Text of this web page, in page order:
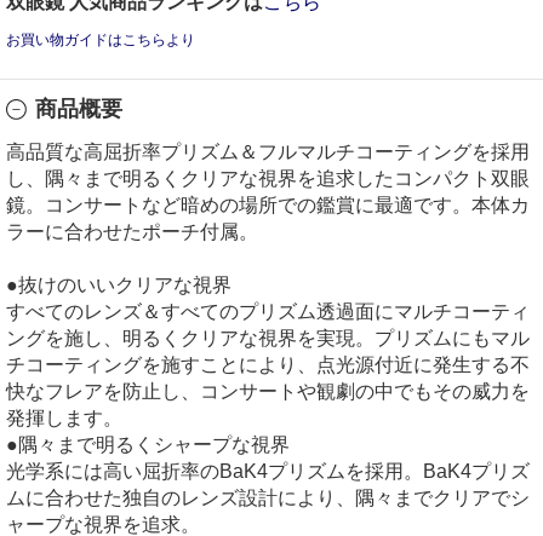
お買い物ガイドはこちらより
商品概要
高品質な高屈折率プリズム＆フルマルチコーティングを採用
し、隅々まで明るくクリアな視界を追求したコンパクト双眼
鏡。コンサートなど暗めの場所での鑑賞に最適です。本体カ
ラーに合わせたポーチ付属。
●抜けのいいクリアな視界
すべてのレンズ＆すべてのプリズム透過面にマルチコーティ
ングを施し、明るくクリアな視界を実現。プリズムにもマル
チコーティングを施すことにより、点光源付近に発生する不
快なフレアを防止し、コンサートや観劇の中でもその威力を
発揮します。
●隅々まで明るくシャープな視界
光学系には高い屈折率のBaK4プリズムを採用。BaK4プリズ
ムに合わせた独自のレンズ設計により、隅々までクリアでシ
ャープな視界を追求。